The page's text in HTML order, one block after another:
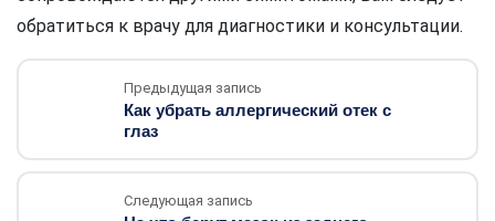
обратиться к врачу для диагностики и консультации.
Предыдущая запись
Как убрать аллергический отек с
глаз
Следующая запись